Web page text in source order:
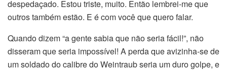
despedaçado. Estou triste, muito. Então lembrei-me que
outros também estão. E é com você que quero falar.
Quando dizem “a gente sabia que não seria fácil!”, não
disseram que seria impossível! A perda que avizinha-se de
um soldado do calibre do Weintraub seria um duro golpe, e